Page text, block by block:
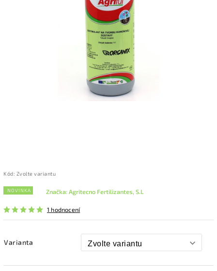
Kód: Zvolte variantu
NOVINKA
1 hodnocení
Značka:Agritecno Fertilizantes, S.L
Varianta